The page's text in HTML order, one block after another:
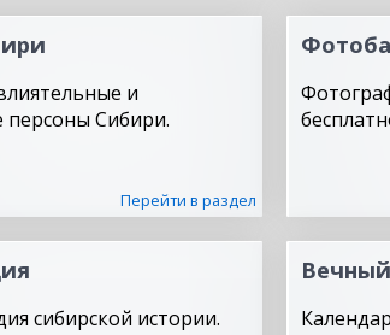
и
персоны Сибири.
Перейти в раздел
сибирской истории.